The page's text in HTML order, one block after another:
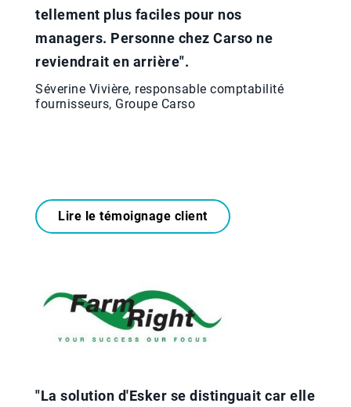
tellement plus faciles pour nos
managers. Personne chez Carso ne
reviendrait en arrière".​
Séverine Vivière, responsable comptabilité
fournisseurs, Groupe Carso
Lire le témoignage client
"La solution d'Esker se distinguait car elle